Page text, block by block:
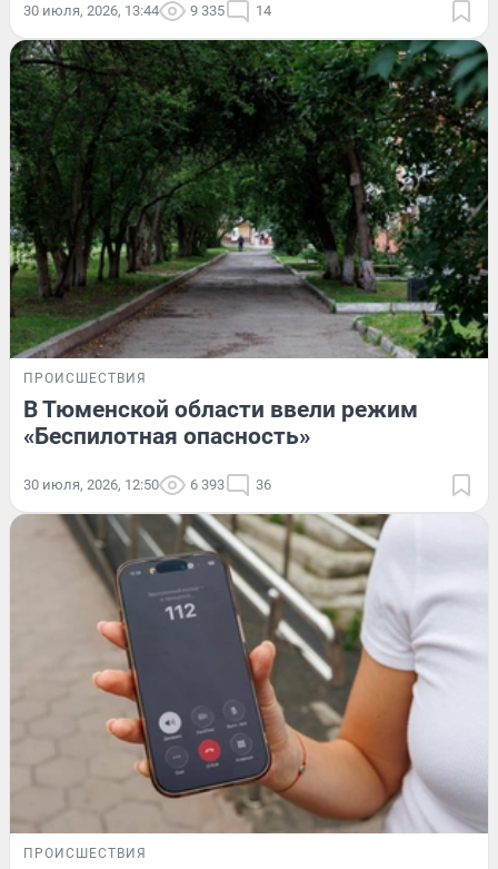
30 июля, 2026, 13:44 9 335 14
ПРОИСШЕСТВИЯ
В Тюменской области ввели режим
«Беспилотная опасность»
30 июля, 2026, 12:50 6 393 36
ПРОИСШЕСТВИЯ